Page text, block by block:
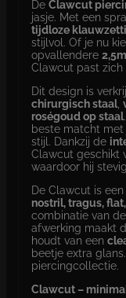
DeClawcut
jasje. Met een
tijdloze
stijlvol. Of je nu
opvallendere
Clawcut past zich
Dit design is
chirurgisch staal,
roségoud op staal
beste matcht met
stijl. Dankzij de
Clawcut geschikt
waardoor hij
De Clawcut is
nostril, tragus,
combinatie van
afwerking maakt
houdt van een
beetje extra
piercingcollectie.
Clawcut –